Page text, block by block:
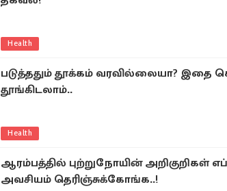
Health
படுத்ததும் தூக்கம் வரவில்லையா? இதை
தூங்கிடலாம்..
Health
ஆரம்பத்தில் புற்றுநோயின் அறிகுறிகள்
அவசியம் தெரிஞ்சுக்கோங்க..!